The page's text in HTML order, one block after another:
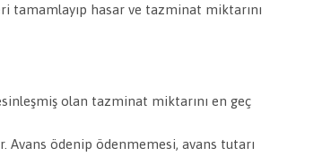
tamamlayıp hasar ve tazminat miktarını
olan tazminat miktarını en geç
Avans ödenip ödenmemesi, avans tutarı